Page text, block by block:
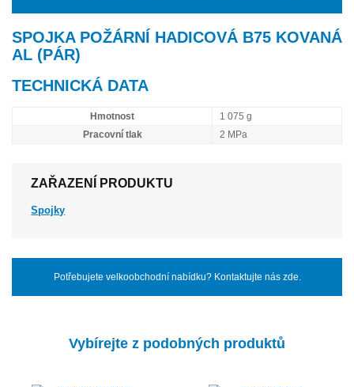
SPOJKA POŽÁRNÍ HADICOVÁ B75 KOVANÁ
AL (PÁR)
TECHNICKÁ DATA
Hmotnost
1 075 g
Pracovní tlak
2 MPa
ZAŘAZENÍ PRODUKTU
Spojky
Potřebujete velkoobchodní nabídku? Kontaktujte nás zde.
Vybírejte z podobných produktů